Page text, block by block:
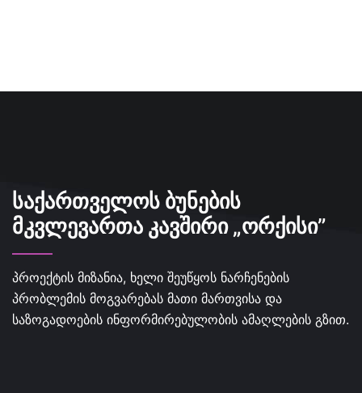
ᲡᲐᲥᲐᲠᲗᲕᲔᲚᲝᲡ ᲑᲣᲜᲔᲑᲘᲡ
ᲛᲙᲕᲚᲔᲕᲐᲠᲗᲐ ᲙᲐᲕᲨᲘᲠᲘ „ᲝᲠᲥᲘᲡᲘ”
პროექტის მიზანია, ხელი შეუწყოს ნარჩენების
პრობლემის მოგვარებას მათი მართვისა და
საზოგადოების ინფორმირებულობის ამაღლების გზით.